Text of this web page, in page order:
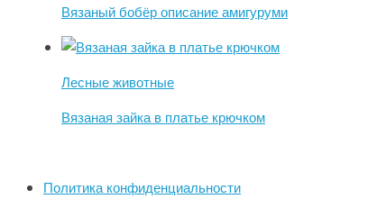
Вязаный бобёр описание амигуруми
Лесные животные
Вязаная зайка в платье крючком
Политика конфиденциальности